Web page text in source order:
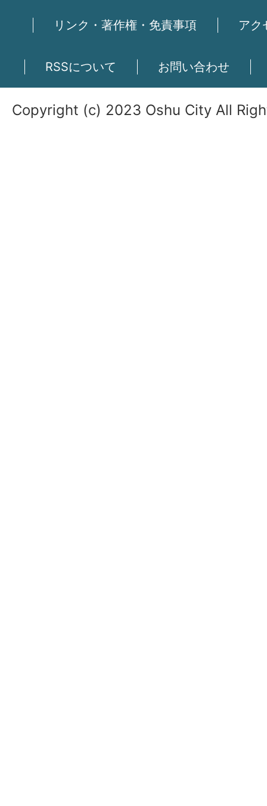
リンク・著作権・免責事項 アク
RSSについて お問い合わせ
Copyright (c) 2023 Oshu City All